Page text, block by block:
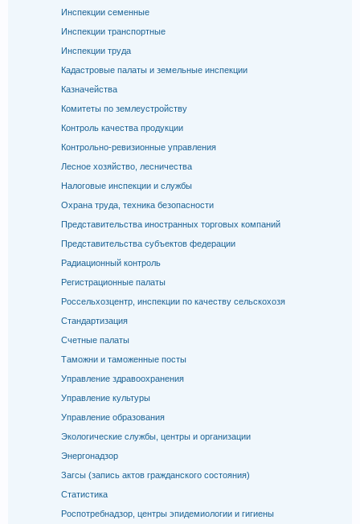
Инспекции семенные
Инспекции транспортные
Инспекции труда
Кадастровые палаты и земельные инспекции
Казначейства
Комитеты по землеустройству
Контроль качества продукции
Контрольно-ревизионные управления
Лесное хозяйство, лесничества
Налоговые инспекции и службы
Охрана труда, техника безопасности
Представительства иностранных торговых компаний
Представительства субъектов федерации
Радиационный контроль
Регистрационные палаты
Россельхозцентр, инспекции по качеству сельскохозя
Стандартизация
Счетные палаты
Таможни и таможенные посты
Управление здравоохранения
Управление культуры
Управление образования
Экологические службы, центры и организации
Энергонадзор
Загсы (запись актов гражданского состояния)
Статистика
Роспотребнадзор, центры эпидемиологии и гигиены